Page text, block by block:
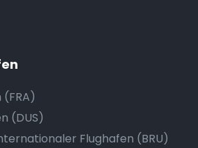
(DUS)
Flughafen (BRU)